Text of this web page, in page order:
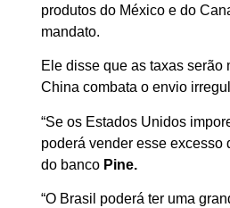
produtos do México e do
mandato.
Ele disse que as taxas serão
China combata o envio
“Se os Estados Unidos
poderá vender esse excesso
do banco Pine.
“O Brasil poderá ter uma